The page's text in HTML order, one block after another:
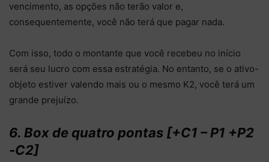
vencimento, as opções não terão valor e,
consequentemente, você não terá que pagar nada.
Com isso, todo o montante que você recebeu no início
será seu lucro com essa estratégia. No entanto, se o ativo-
objeto estiver valendo mais ou o mesmo K2, você terá um
grande prejuízo.
6. Box de quatro pontas [+C1 – P1 +P2
-C2]